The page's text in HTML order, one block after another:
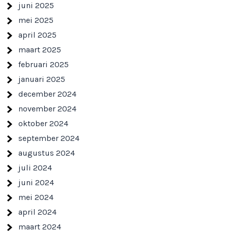
juni 2025
mei 2025
april 2025
maart 2025
februari 2025
januari 2025
december 2024
november 2024
oktober 2024
september 2024
augustus 2024
juli 2024
juni 2024
mei 2024
april 2024
maart 2024